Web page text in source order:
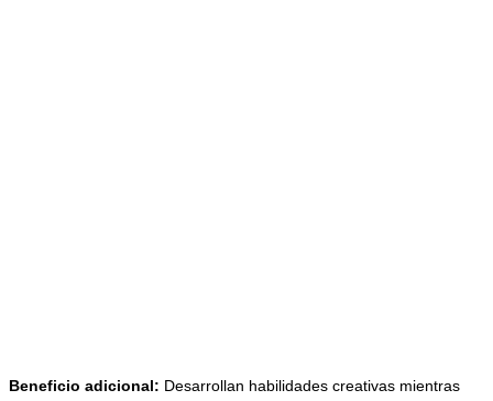
Beneficio adicional: Desarrollan habilidades creativas mientras